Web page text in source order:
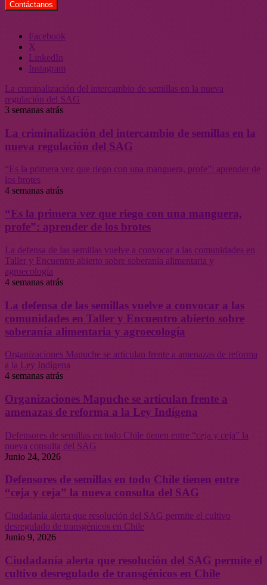
Facebook
X
LinkedIn
Instagram
La criminalización del intercambio de semillas en la nueva
regulación del SAG
3 semanas atrás
La criminalización del intercambio de semillas en la
nueva regulación del SAG
“Es la primera vez que riego con una manguera, profe”: aprender de
los brotes
4 semanas atrás
“Es la primera vez que riego con una manguera,
profe”: aprender de los brotes
La defensa de las semillas vuelve a convocar a las comunidades en
Taller y Encuentro abierto sobre soberanía alimentaria y
agroecología
4 semanas atrás
La defensa de las semillas vuelve a convocar a las
comunidades en Taller y Encuentro abierto sobre
soberanía alimentaria y agroecología
Organizaciones Mapuche se articulan frente a amenazas de reforma
a la Ley Indígena
4 semanas atrás
Organizaciones Mapuche se articulan frente a
amenazas de reforma a la Ley Indígena
Defensores de semillas en todo Chile tienen entre “ceja y ceja” la
nueva consulta del SAG
Junio 24, 2026
Defensores de semillas en todo Chile tienen entre
“ceja y ceja” la nueva consulta del SAG
Ciudadanía alerta que resolución del SAG permite el cultivo
desregulado de transgénicos en Chile
Junio 9, 2026
Ciudadanía alerta que resolución del SAG permite el
cultivo desregulado de transgénicos en Chile